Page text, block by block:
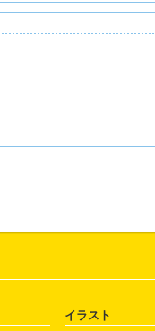
イラスト